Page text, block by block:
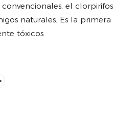
el
naturales. Es la
tóxicos.